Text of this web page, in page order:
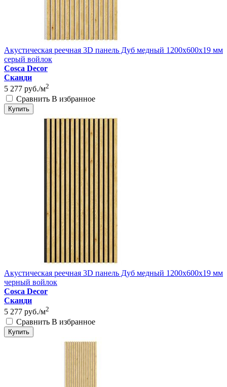
Акустическая реечная 3D панель Дуб медный 1200x600x19 мм
серый войлок
Cosca Decor
Сканди
5 277 руб./м2
Сравнить В избранное
Купить
Акустическая реечная 3D панель Дуб медный 1200x600x19 мм
черный войлок
Cosca Decor
Сканди
5 277 руб./м2
Сравнить В избранное
Купить